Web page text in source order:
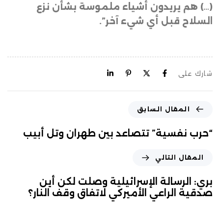
(…) هم يريدون أشياء ملموسة بشأن نزع
السلاح قبل أي شيء آخر”.
شارك على
المقال السابق
“حرب نفسية” تتصاعد بين طهران وتل أبيب
المقال التالي
بري: الرسالة الإسرائيلية وصلت لكن أين
صدقية الراعي الأميركي لاتفاق وقف النار؟